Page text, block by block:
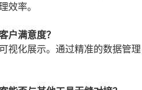
效率。
户满意度？
视化展示。通过精准的数据管